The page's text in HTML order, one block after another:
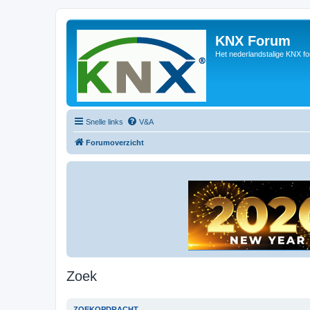
KNX Forum
Het nederlandstalige KNX
Snelle links V&A
Forumoverzicht
Zoek